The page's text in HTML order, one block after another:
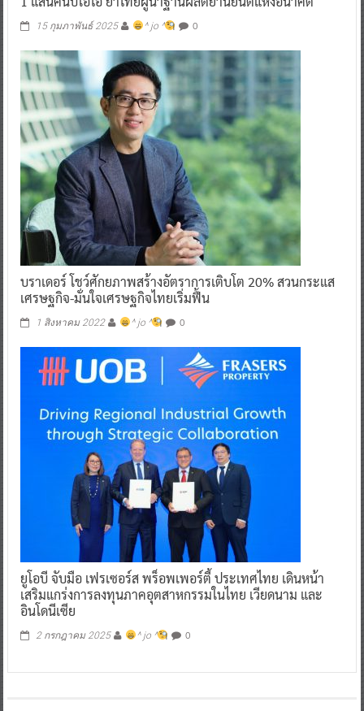
15 กุมภาพันธ์ 2025 ^ jo ^ 0
บราเดอร์ โชว์ศักยภาพสร้างอัตราการเติบโต 20% สวนกระแส
เศรษฐกิจ-มั่นใจเศรษฐกิจไทยเริ่มฟื้น
1 สิงหาคม 2022 ^ jo ^ 0
ยูโอบี จับมือ เฟรเซอร์ส พร็อพเพอร์ตี้ ประเทศไทย เดินหน้า
เสริมแกร่งการลงทุนภาคอุตสาหกรรมในไทย เวียดนาม และ
อินโดนีเซีย
2 กรกฎาคม 2025 ^ jo ^ 0